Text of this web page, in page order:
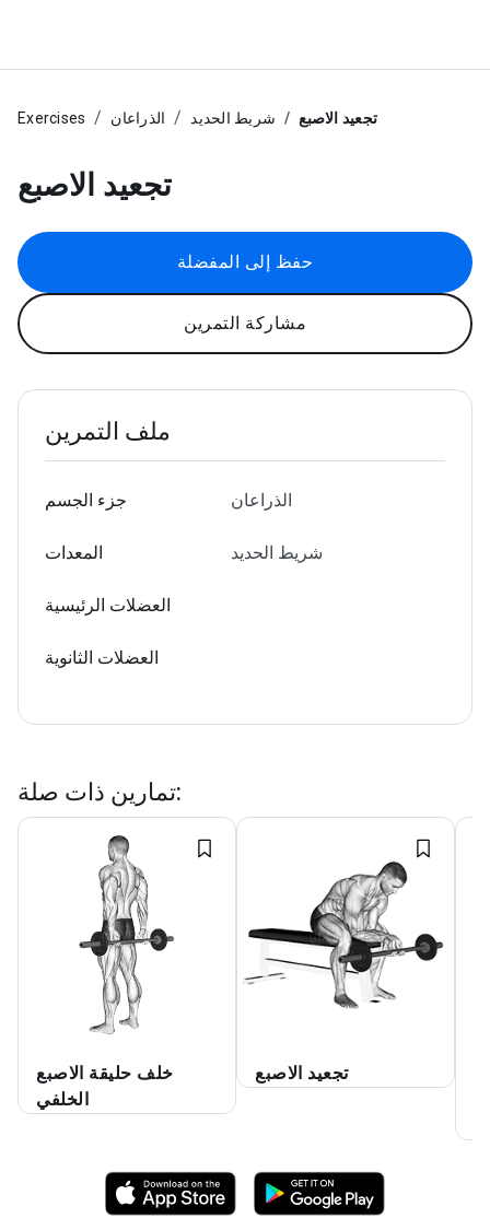
Exercises الذراعان شريط الحديد تجعيد الاصبع
تجعيد الاصبع
حفظ إلى المفضلة
مشاركة التمرين
ملف التمرين
جزء الجسم الذراعان
المعدات شريط الحديد
العضلات الرئيسية
العضلات الثانوية
تمارين ذات صلة:
خلف حليقة الاصبع
الخلفي
تجعيد الاصبع